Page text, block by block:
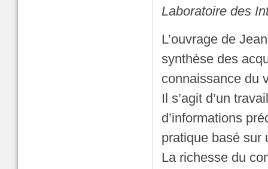
Laboratoire des
L’ouvrage de
synthèse des
connaissance du
Il s’agit d’un
d’informations
pratique basé sur
La richesse du